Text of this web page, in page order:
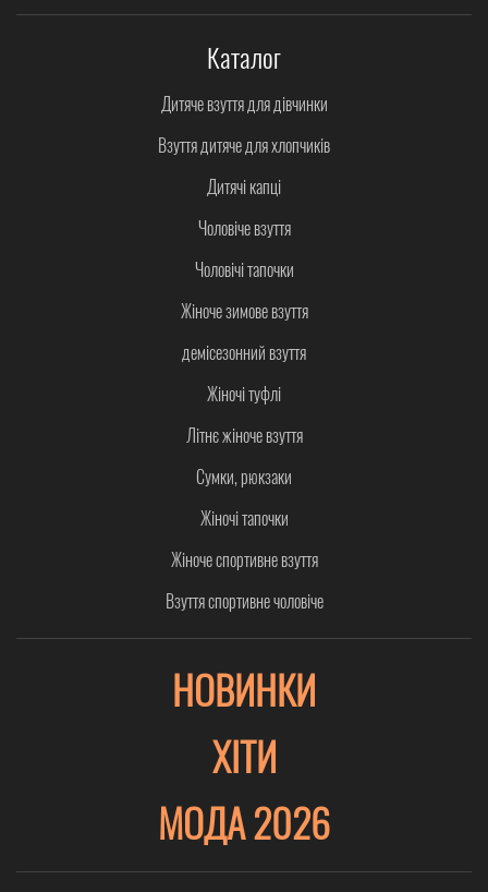
Каталог
Дитяче взуття для дівчинки
Взуття дитяче для хлопчиків
Дитячі капці
Чоловіче взуття
Чоловічі тапочки
Жіноче зимове взуття
демісезонний взуття
Жіночі туфлі
Літнє жіноче взуття
Сумки, рюкзаки
Жіночі тапочки
Жіноче спортивне взуття
Взуття спортивне чоловіче
НОВИНКИ
ХІТИ
МОДА 2026